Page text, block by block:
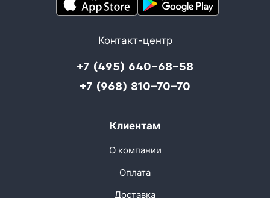
Контакт-центр
+7 (495) 640-68-58
+7 (968) 810-70-70
Клиентам
О компании
Оплата
Доставка